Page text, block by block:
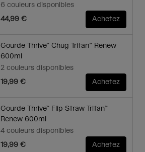
6 couleurs disponibles
44,99 €
Achetez
Gourde Thrive™ Chug Tritan™ Renew
600ml
2 couleurs disponibles
19,99 €
Achetez
Gourde Thrive™ Flip Straw Tritan™
Renew 600ml
4 couleurs disponibles
19,99 €
Achetez